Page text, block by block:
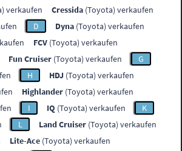
verkaufen Cressida (Toyota) verkaufen
D Dyna (Toyota) verkaufen
FCV (Toyota) verkaufen
Fun Cruiser (Toyota) verkaufen
G
H HDJ (Toyota) verkaufen
Highlander (Toyota) verkaufen
I IQ (Toyota) verkaufen
K
L Land Cruiser (Toyota) verkaufen
Lite-Ace (Toyota) verkaufen